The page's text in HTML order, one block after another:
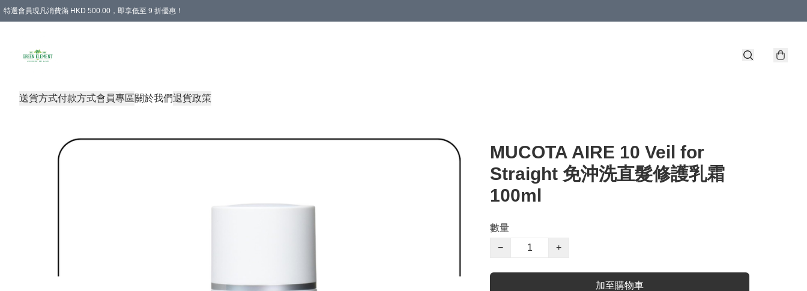
特選會員現凡消費滿 HKD 500.00，即享低至 9 折優惠！
送貨方式付款方式會員專區關於我們退貨政策
MUCOTA AIRE 10 Veil for
Straight 免沖洗直髮修護乳霜
100ml
數量
−
+
加至購物車